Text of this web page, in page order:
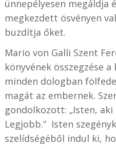
ünnepélyesen megáldja
megkezdett ösvényen
buzdítja őket.
Mario von Galli Szent
könyvének összegzése
minden dologban
magát az embernek.
gondolkozott: „Isten,
Legjobb.” Isten
szelídségéből indul ki,